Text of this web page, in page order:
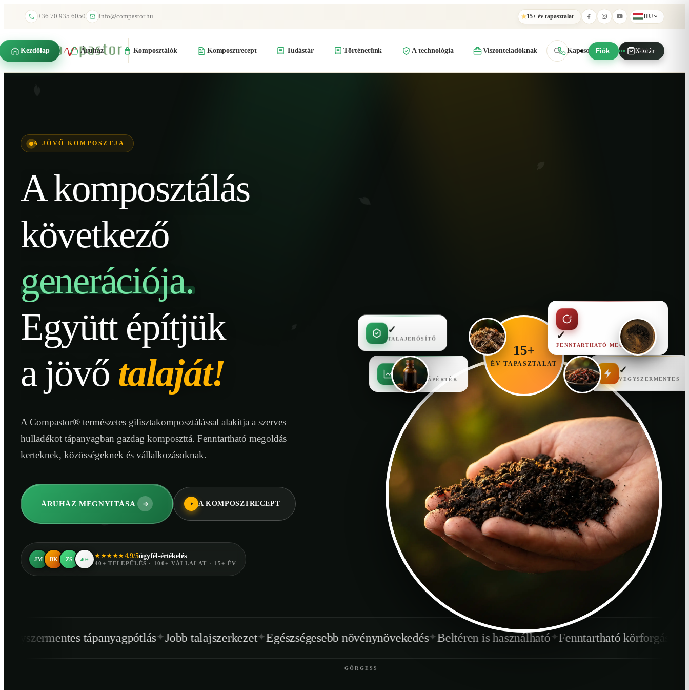
+36 70 935 6050 info@compastor.hu ★15+ év tapasztalat HU
Kezdőlap Áruház Komposztálók Komposztrecept Tudástár Történetünk A technológia Viszonteladóknak Kapcsolat További
Fiók Kosár
A JÖVŐ KOMPOSZTJA
A komposztálás
következő
generációja.
Együtt építjük
a jövő talaját!
A Compastor® természetes gilisztakomposztálással alakítja a szerves
hulladékot tápanyagban gazdag komposzttá. Fenntartható megoldás
kerteknek, közösségeknek és vállalkozásoknak.
ÁRUHÁZ MEGNYITÁSA A KOMPOSZTRECEPT
JM BK ZS 40+
★★★★★4.9/5ügyfél-értékelés
40+ TELEPÜLÉS · 100+ VÁLLALAT · 15+ ÉV
15+
ÉV TAPASZTALAT
✓
MAGAS TÁPÉRTÉK
✓
✓
TALAJERŐSÍTŐ
✓
FENNTARTHATÓ MEGOLDÁS
tápanyagpótlás✦Jobb talajszerkezet✦Egészségesebb növénynövekedés✦Beltéren is használható✦Fenntartható körforgás✦Gyorsabb
GÖRGESS